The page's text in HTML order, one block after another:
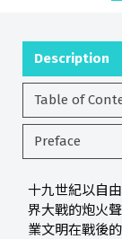
Description
Table of
Preface
十九世紀以自
界大戰的炮火
業文明在戰後